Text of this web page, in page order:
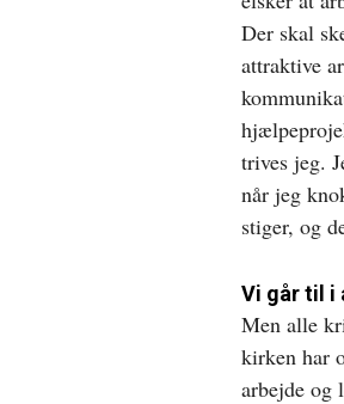
Der skal
attraktive
trives jeg.
når jeg
stiger, og
Vi går til i
Men alle
kirken har
arbejde og